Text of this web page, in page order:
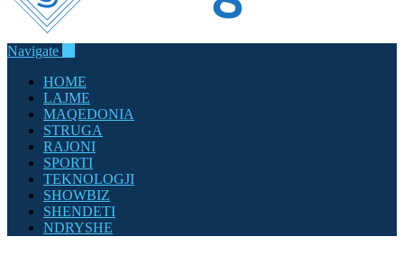
Navigate
HOME
LAJME
MAQEDONIA
STRUGA
RAJONI
SPORTI
TEKNOLOGJI
SHOWBIZ
SHENDETI
NDRYSHE